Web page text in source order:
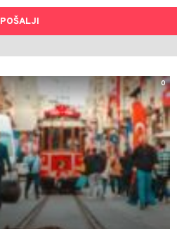
POŠALJI
0